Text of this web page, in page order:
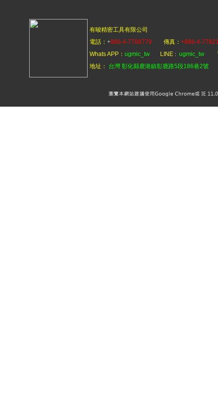
有晙精密工具有限公司
電話： +886-4-7788779 傳真： +886-4-
Whats APP： ugmic_tw LINE : ugmic_tw
地址：
台灣 彰化縣鹿港鎮彰鹿路5段186巷2號